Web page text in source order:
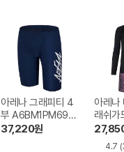
아레나 그래피티 4
부 A6BM1PM69N
VY
37,220원
아레나
래쉬가
4.7